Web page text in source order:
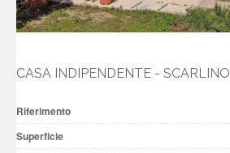
CASA INDIPENDENTE - SCARLINO
Riferimento
Superficie